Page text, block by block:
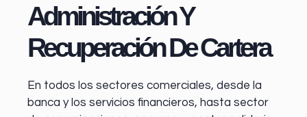
Administración Y
Recuperación De Cartera
En todos los sectores comerciales, desde la
banca y los servicios financieros, hasta sector